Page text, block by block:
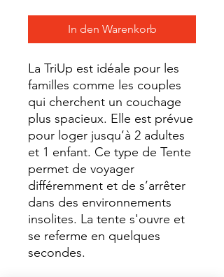
In den Warenkorb
La TriUp est idéale pour les
familles comme les couples
qui cherchent un couchage
plus spacieux. Elle est prévue
pour loger jusqu’à 2 adultes
et 1 enfant. Ce type de Tente
permet de voyager
différemment et de s’arrêter
dans des environnements
insolites. La tente s'ouvre et
se referme en quelques
secondes.